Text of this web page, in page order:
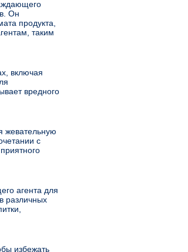
Он
продукта,
таким
включая
вредного
жевательную
с
агента для
различных
избежать